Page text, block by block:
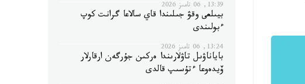
13:39, 06 تامىز 2026
بيىلعى وقۋ جىلىندا قاي سالاعا گرانت كوپ
ءبولىندى
13:24, 06 تامىز 2026
باياناۋىل تاۋلارىندا ەركىن جۇرگەن ارقارلار
ۆيدەوعا ءتۇسىپ قالدى